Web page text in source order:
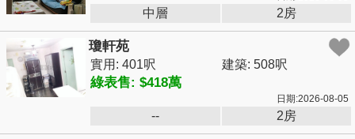
中層 2房
瓊軒苑
實用: 401呎 建築: 508呎
綠表售: $418萬
日期:2026-08-05
-- 2房